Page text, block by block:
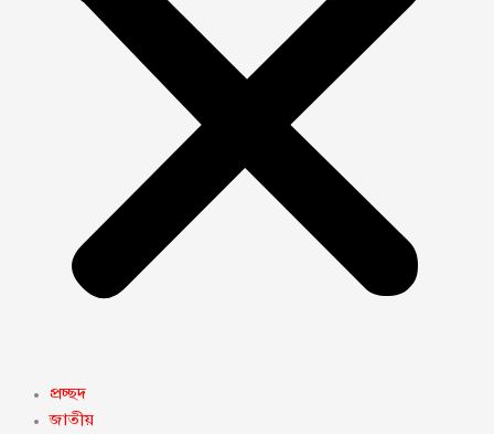
প্রচ্ছদ
জাতীয়